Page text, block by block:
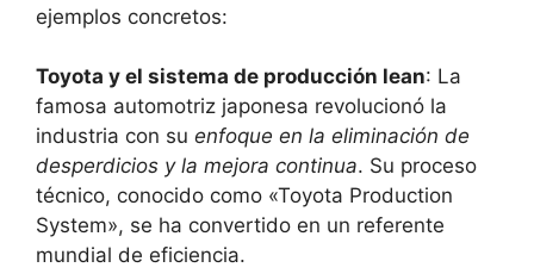
ejemplos concretos:
Toyota y el sistema de producción lean: La
famosa automotriz japonesa revolucionó la
industria con su enfoque en la eliminación de
desperdicios y la mejora continua. Su proceso
técnico, conocido como «Toyota Production
System», se ha convertido en un referente
mundial de eficiencia.